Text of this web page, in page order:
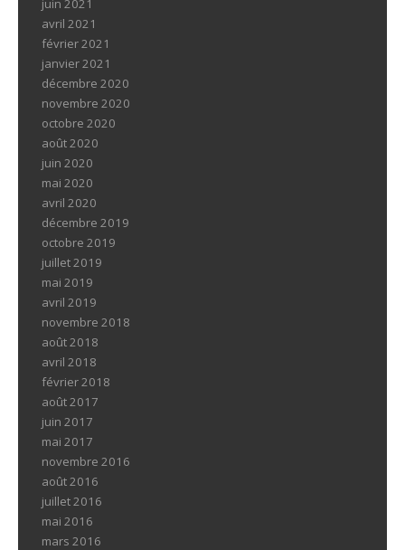
juin 2021
avril 2021
février 2021
janvier 2021
décembre 2020
novembre 2020
octobre 2020
août 2020
juin 2020
mai 2020
avril 2020
décembre 2019
octobre 2019
juillet 2019
mai 2019
avril 2019
novembre 2018
août 2018
avril 2018
février 2018
août 2017
juin 2017
mai 2017
novembre 2016
août 2016
juillet 2016
mai 2016
mars 2016